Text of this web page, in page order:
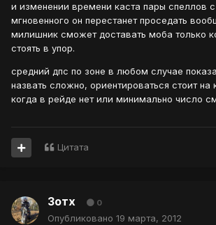
и изменении времени каста пары спеллов
мгновенного он перестанет проседать
милишник сможет доставать моба только
стоять в упор.
средний дпс по зоне в любом случае
назвать сложно, ориентироваться стоит на
когда в рейде нет или минимально число
Цитата
Зотх 0
Опубликовано 19 марта, 2012